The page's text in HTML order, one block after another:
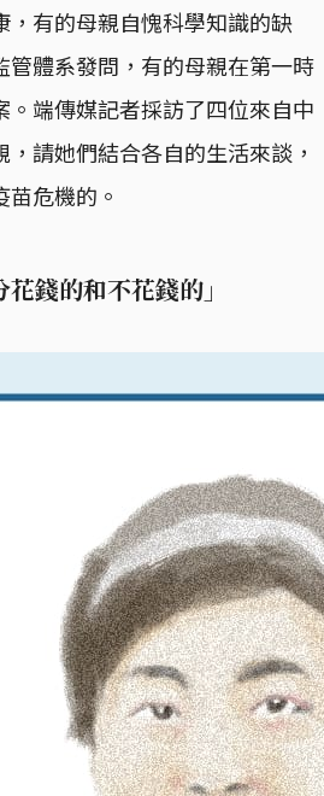
，有的母親自愧科學知識的缺
管體系發問，有的母親在第一時
。端傳媒記者採訪了四位來自中
請她們結合各自的生活來談，
危機的。
錢的和不花錢的」